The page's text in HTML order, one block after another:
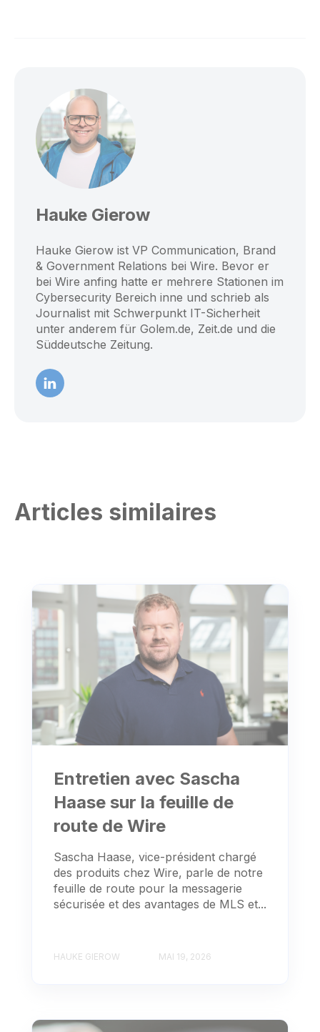
Hauke Gierow
Hauke Gierow ist VP Communication, Brand
& Government Relations bei Wire. Bevor er
bei Wire anfing hatte er mehrere Stationen im
Cybersecurity Bereich inne und schrieb als
Journalist mit Schwerpunkt IT-Sicherheit
unter anderem für Golem.de, Zeit.de und die
Süddeutsche Zeitung.
Articles similaires
Entretien avec Sascha
Haase sur la feuille de
route de Wire
Sascha Haase, vice-président chargé
des produits chez Wire, parle de notre
feuille de route pour la messagerie
sécurisée et des avantages de MLS et...
HAUKE GIEROW MAI 19, 2026